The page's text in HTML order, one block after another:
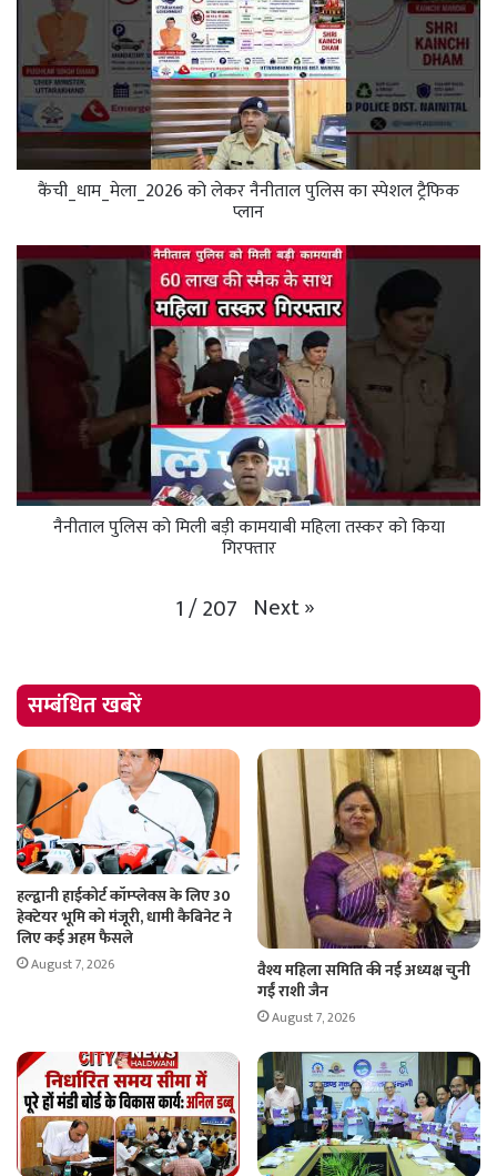
कैंची_धाम_मेला_2026 को लेकर नैनीताल पुलिस का स्पेशल ट्रैफिक
प्लान
नैनीताल पुलिस को मिली बड़ी कामयाबी महिला तस्कर को किया
गिरफ्तार
1/207 Next»
सम्बंधित खबरें
हल्द्वानी हाईकोर्ट कॉम्प्लेक्स के लिए 30
हेक्टेयर भूमि को मंजूरी, धामी कैबिनेट ने
लिए कई अहम फैसले
August 7, 2026
वैश्य महिला समिति की नई अध्यक्ष चुनी
गईं राशी जैन
August 7, 2026